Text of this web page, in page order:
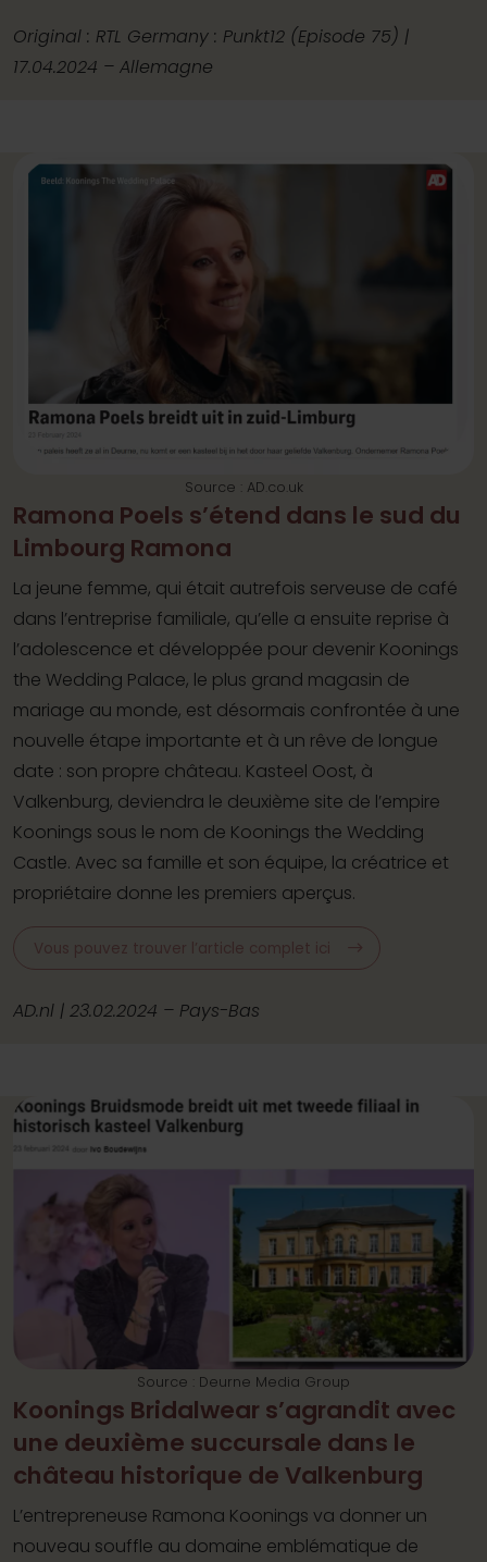
Original : RTL Germany : Punkt12 (Episode 75) |
17.04.2024 – Allemagne
Source : AD.co.uk
Ramona Poels s’étend dans le sud du
Limbourg Ramona
La jeune femme, qui était autrefois serveuse de café
dans l’entreprise familiale, qu’elle a ensuite reprise à
l’adolescence et développée pour devenir Koonings
the Wedding Palace, le plus grand magasin de
mariage au monde, est désormais confrontée à une
nouvelle étape importante et à un rêve de longue
date : son propre château. Kasteel Oost, à
Valkenburg, deviendra le deuxième site de l’empire
Koonings sous le nom de Koonings the Wedding
Castle. Avec sa famille et son équipe, la créatrice et
propriétaire donne les premiers aperçus.
Vous pouvez trouver l’article complet ici
AD.nl | 23.02.2024 – Pays-Bas
Koonings Bridalwear s’agrandit avec
une deuxième succursale dans le
château historique de Valkenburg
L’entrepreneuse Ramona Koonings va donner un
nouveau souffle au domaine emblématique de
Source : Deurne Media Group